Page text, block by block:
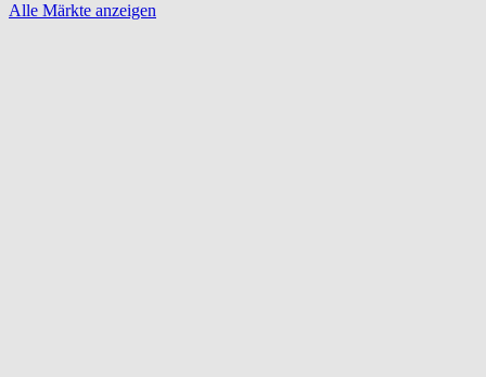
Alle Märkte anzeigen